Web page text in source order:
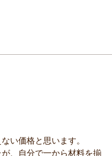
い価格と思います。
、自分で一から材料を揃